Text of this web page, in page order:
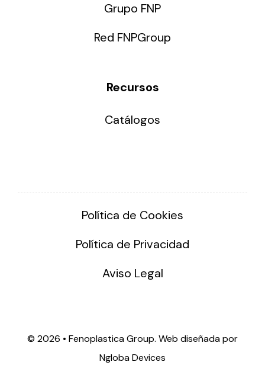
Grupo FNP
Red FNPGroup
Recursos
Catálogos
Política de Cookies
Política de Privacidad
Aviso Legal
© 2026 • Fenoplastica Group. Web diseñada por
Ngloba Devices